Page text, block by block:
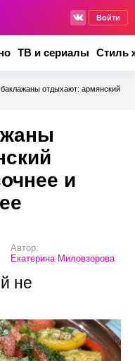
Войти
ТВ и сериалы Стиль
баклажаны отдыхают: армянский
и
Автор:
Екатерина Миловзорова
не